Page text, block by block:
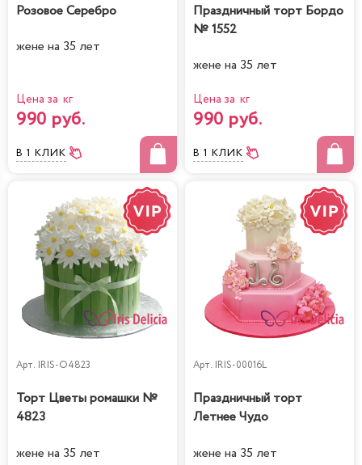
Розовое Серебро
жене на 35 лет
Цена за кг
990 руб.
В 1 КЛИК
Праздничный торт Бордо
№ 1552
жене на 35 лет
Цена за кг
990 руб.
В 1 КЛИК
Арт. IRIS-O4823
Торт Цветы ромашки №
4823
жене на 35 лет
Арт. IRIS-00016L
Праздничный торт
Летнее Чудо
жене на 35 лет